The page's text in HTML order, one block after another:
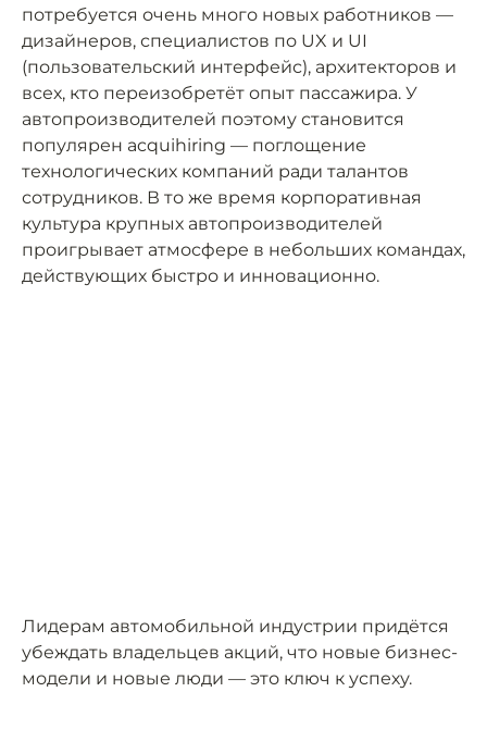
потребуется очень много новых работников —
дизайнеров, специалистов по UX и UI
(пользовательский интерфейс), архитекторов и
всех, кто переизобретёт опыт пассажира. У
автопроизводителей поэтому становится
популярен acquihiring — поглощение
технологических компаний ради талантов
сотрудников. В то же время корпоративная
культура крупных автопроизводителей
проигрывает атмосфере в небольших командах,
действующих быстро и инновационно.
Лидерам автомобильной индустрии придётся
убеждать владельцев акций, что новые бизнес-
модели и новые люди — это ключ к успеху.